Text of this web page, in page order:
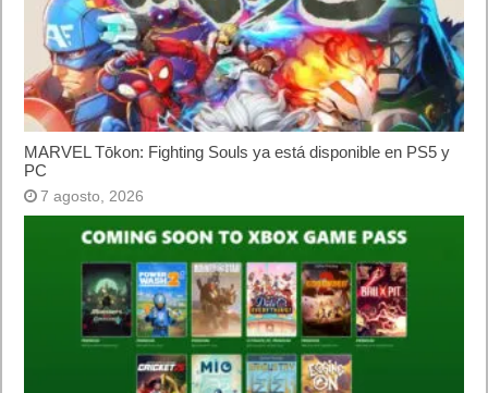
MARVEL Tōkon: Fighting Souls ya está disponible en PS5 y
PC
7 agosto, 2026